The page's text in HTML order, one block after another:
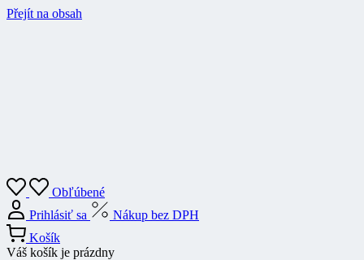
Přejít na obsah
Obľúbené
Prihlásiť sa
Nákup bez DPH
Košík
Váš košík je prázdny